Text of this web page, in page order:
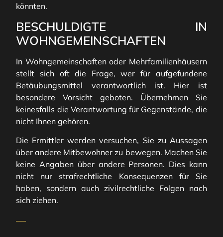
könnten.
BESCHULDIGTE IN
WOHNGEMEINSCHAFTEN
In Wohngemeinschaften oder Mehrfamilienhäusern
stellt sich oft die Frage, wer für aufgefundene
Betäubungsmittel verantwortlich ist. Hier ist
besondere Vorsicht geboten. Übernehmen Sie
keinesfalls die Verantwortung für Gegenstände, die
nicht Ihnen gehören.
Die Ermittler werden versuchen, Sie zu Aussagen
über andere Mitbewohner zu bewegen. Machen Sie
keine Angaben über andere Personen. Dies kann
nicht nur strafrechtliche Konsequenzen für Sie
haben, sondern auch zivilrechtliche Folgen nach
sich ziehen.